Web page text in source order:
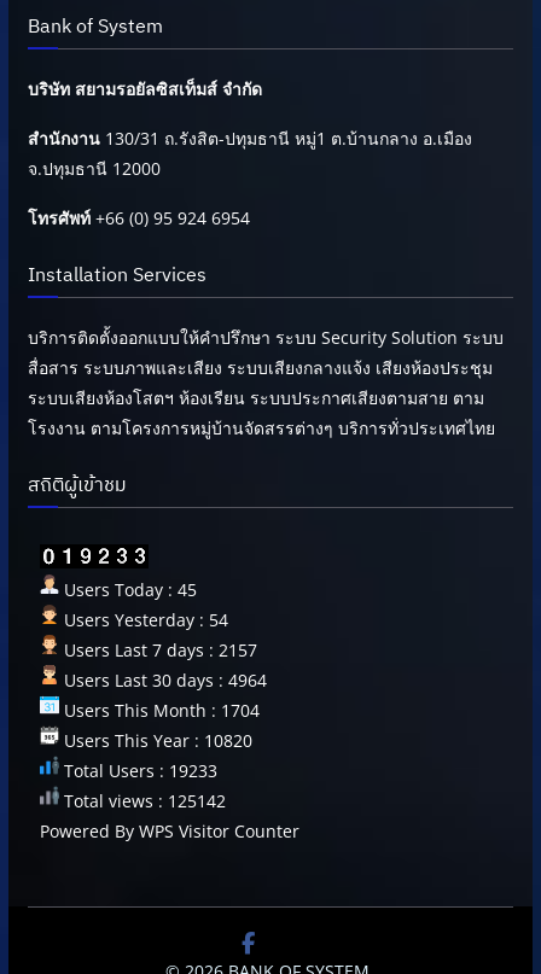
Bank of System
บริษัท สยามรอยัลซิสเท็มส์ จำกัด
สำนักงาน130/31 ถ.รังสิต-ปทุมธานี หมู่1 ต.บ้านกลาง อ.เมือง
จ.ปทุมธานี 12000
โทรศัพท์+66 (0) 95 924 6954
Installation Services
บริการติดตั้งออกแบบให้คำปรึกษา ระบบ Security Solution ระบบ
สื่อสาร ระบบภาพและเสียง ระบบเสียงกลางแจ้ง เสียงห้องประชุม
ระบบเสียงห้องโสตฯ ห้องเรียน ระบบประกาศเสียงตามสาย ตาม
โรงงาน ตามโครงการหมู่บ้านจัดสรรต่างๆ บริการทั่วประเทศไทย
สถิติผู้เข้าชม
Users Today : 45
Users Yesterday : 54
Users Last 7 days : 2157
Users Last 30 days : 4964
Users This Month : 1704
Users This Year : 10820
Total Users : 19233
Total views : 125142
Powered By WPS Visitor Counter